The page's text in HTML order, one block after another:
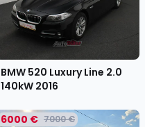
BMW 520 Luxury Line 2.0
140kW 2016
6000 € 7000 €